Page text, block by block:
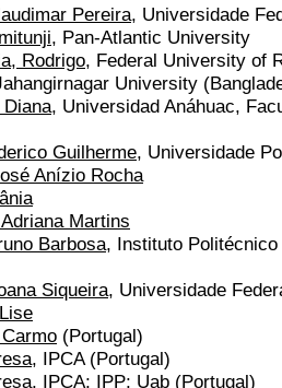
Pereira, Universidade
, Pan-Atlantic University
Rodrigo, Federal University of
University
, Universidad Anáhuac,
Guilherme, Universidade
Anízio Rocha
Martins
Barbosa, Instituto
Siqueira, Universidade
(Portugal)
, IPCA (Portugal)
, IPCA; IPP; Uab (Portugal)